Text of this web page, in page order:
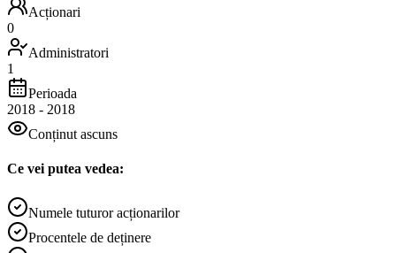
Acționari
0
Administratori
1
Perioada
2018 - 2018
Conținut ascuns
Ce vei putea vedea:
Numele tuturor acționarilor
Procentele de deținere